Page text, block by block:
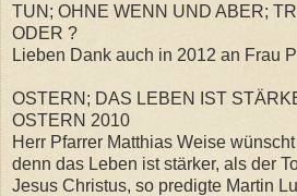
TUN; OHNE WENN UND ABER;
ODER ?
Lieben Dank auch in 2012 an Frau
OSTERN; DAS LEBEN IST
OSTERN 2010
Herr Pfarrer Matthias Weise
denn das Leben ist stärker, als der
Jesus Christus, so predigte Martin